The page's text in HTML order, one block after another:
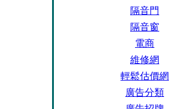
隔音門
隔音窗
電商
維修網
輕鬆估價網
廣告分類